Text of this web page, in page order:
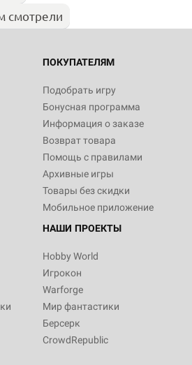
смотрели
ПОКУПАТЕЛЯМ
Подобрать игру
Бонусная программа
Информация о заказе
Возврат товара
Помощь с правилами
Архивные игры
Товары без скидки
Мобильное приложение
НАШИ ПРОЕКТЫ
Hobby World
Игрокон
Warforge
Мир фантастики
Берсерк
CrowdRepublic